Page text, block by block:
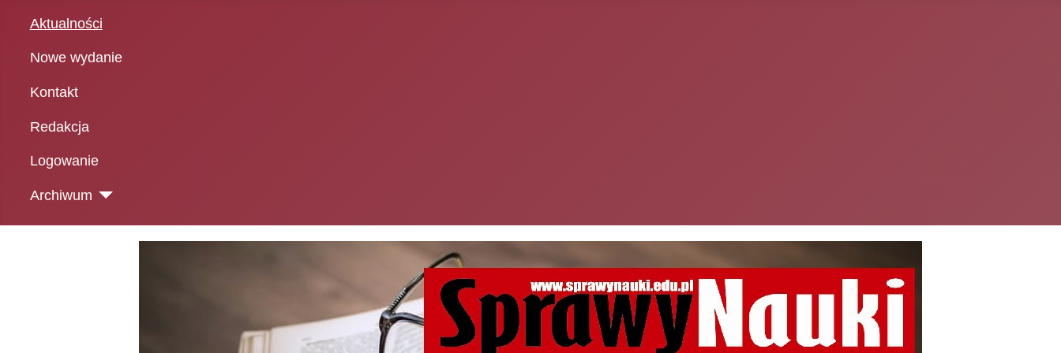
Aktualności
Nowe wydanie
Kontakt
Redakcja
Logowanie
Archiwum